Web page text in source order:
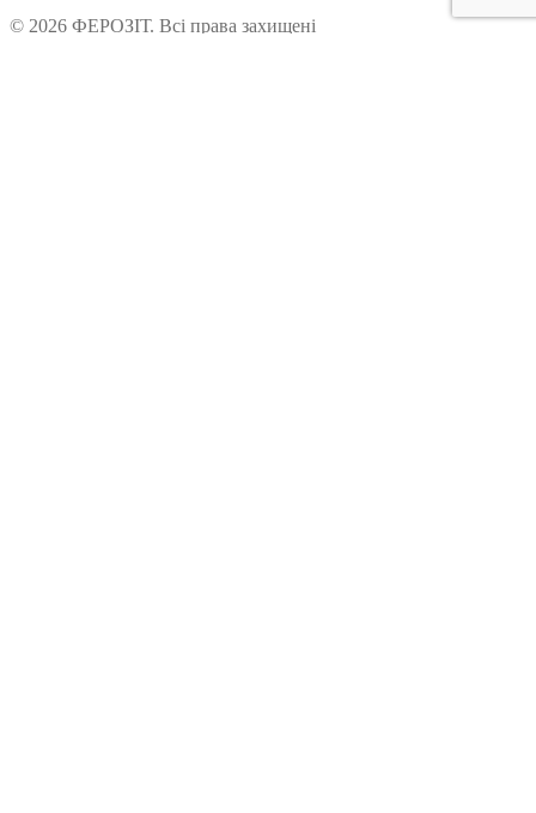
© 2026 ФЕРОЗІТ. Всі права захищені